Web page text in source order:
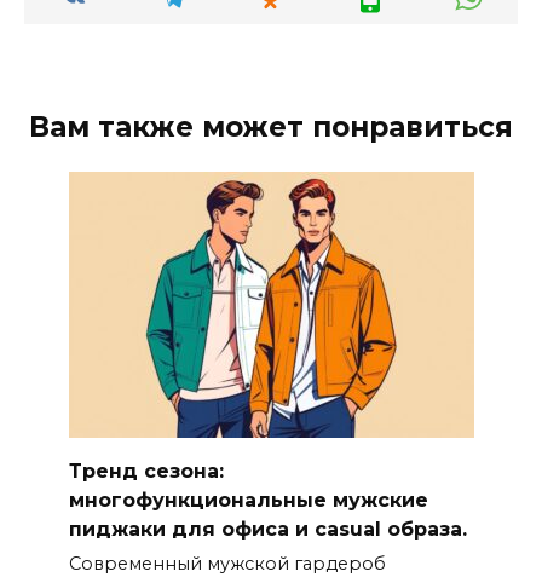
Вам также может понравиться
Тренд сезона:
многофункциональные мужские
пиджаки для офиса и casual образа.
Современный мужской гардероб